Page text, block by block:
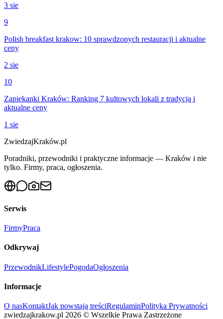
3 sie
9
Polish breakfast krakow: 10 sprawdzonych restauracji i aktualne
ceny
2 sie
10
Zapiekanki Kraków: Ranking 7 kultowych lokali z tradycją i
aktualne ceny
1 sie
ZwiedzajKraków.pl
Poradniki, przewodniki i praktyczne informacje — Kraków i nie
tylko. Firmy, praca, ogłoszenia.
Serwis
FirmyPraca
Odkrywaj
PrzewodnikLifestylePogodaOgłoszenia
Informacje
O nasKontaktJak powstają treściRegulaminPolityka Prywatności
zwiedzajkrakow.pl 2026 © Wszelkie Prawa Zastrzeżone